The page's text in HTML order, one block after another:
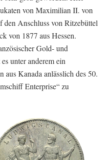
von Maximilian II. von
den Anschluss von Ritzebüttel
von 1877 aus Hessen.
Gold- und
unter anderem ein
aus Kanada anlässlich des 50.
Enterprise“ zu